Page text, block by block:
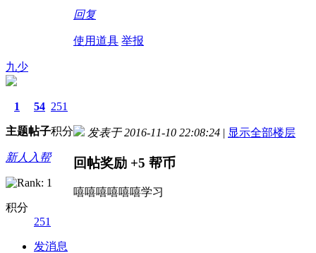
回复
使用道具 举报
九少
1
主题
54
帖子
251
积分
新人入帮
积分
251
发消息
发表于 2016-11-10 22:08:24 | 显示全部楼层
回帖奖励 +5 帮币
嘻嘻嘻嘻嘻嘻学习